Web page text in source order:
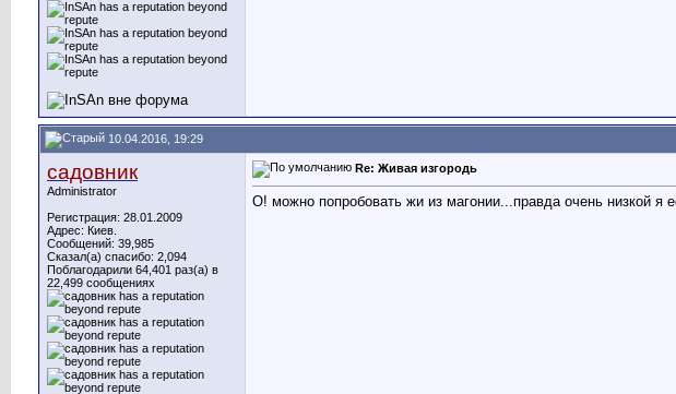
10.04.2016, 19:29
садовник
Administrator
Регистрация: 28.01.2009
Адрес: Киев.
Сообщений: 39,985
Сказал(а) спасибо: 2,094
Поблагодарили 64,401 раз(а) в
22,499 сообщениях
Re: Живая изгородь
О! можно попробовать жи из магонии...правда очень низкой я